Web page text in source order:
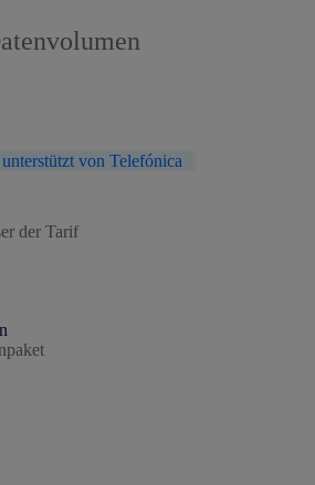
von Telefónica
der Tarif